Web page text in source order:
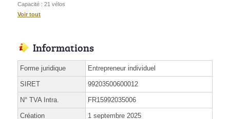
Capacité : 21 vélos
Voir tout
Informations
Forme juridique Entrepreneur individuel
SIRET 99203500600012
N° TVA Intra. FR15992035006
Création 1 septembre 2025